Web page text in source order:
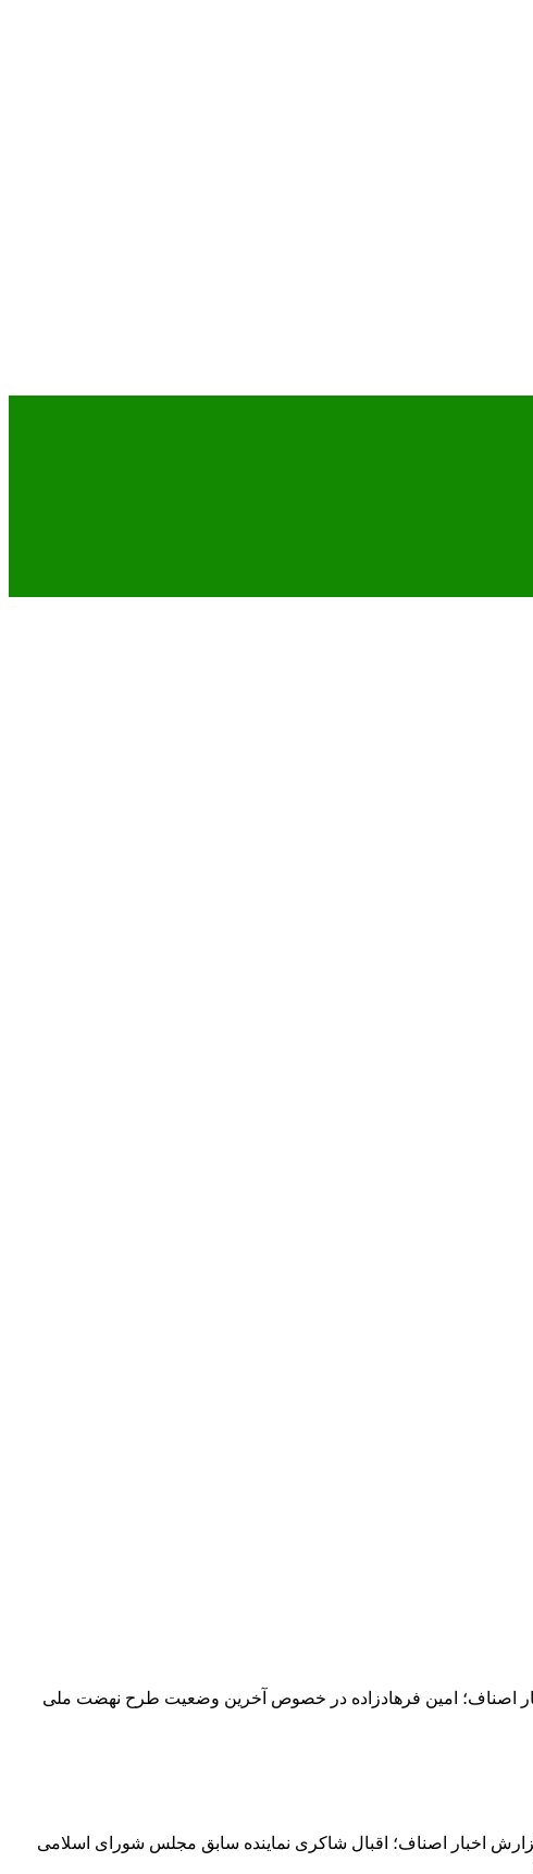
داد. به گزارش اخبار اصناف؛ امین فرهادزاده در خصوص آخرین وضعیت طرح نهضت ملی
اخبار اصناف؛ اقبال شاکری نماینده سابق مجلس شورای اسلامی